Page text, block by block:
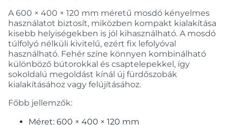
A 600 × 400 × 120 mm méretű mosdó kényelmes
használatot biztosít, miközben kompakt kialakítása
kisebb helyiségekben is jól kihasználható. A mosdó
túlfolyó nélküli kivitelű, ezért fix lefolyóval
használható. Fehér színe könnyen kombinálható
különböző bútorokkal és csaptelepekkel, így
sokoldalú megoldást kínál új fürdőszobák
kialakításához vagy felújításához.
Főbb jellemzők:
Méret: 600 × 400 × 120 mm